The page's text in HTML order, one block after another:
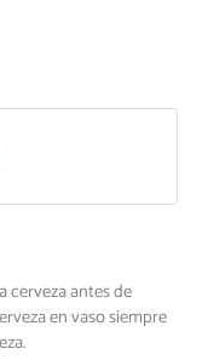
cerveza antes de
en vaso siempre